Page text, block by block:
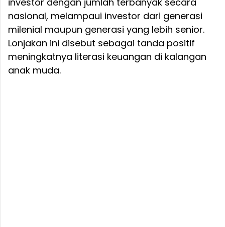
nasional, melampaui investor dari generasi
milenial maupun generasi yang lebih senior.
Lonjakan ini disebut sebagai tanda positif
meningkatnya literasi keuangan di kalangan
anak muda.